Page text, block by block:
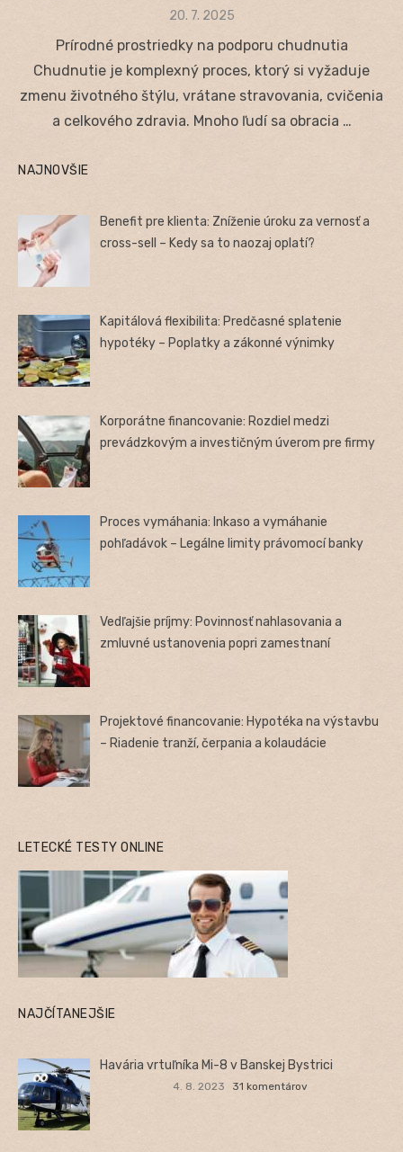
Posted
20. 7. 2025
Prírodné prostriedky na podporu chudnutia
Chudnutie je komplexný proces, ktorý si vyžaduje
zmenu životného štýlu, vrátane stravovania, cvičenia
a celkového zdravia. Mnoho ľudí sa obracia …
NAJNOVŠIE
Benefit pre klienta: Zníženie úroku za vernosť a
cross-sell – Kedy sa to naozaj oplatí?
Kapitálová flexibilita: Predčasné splatenie
hypotéky – Poplatky a zákonné výnimky
Korporátne financovanie: Rozdiel medzi
prevádzkovým a investičným úverom pre firmy
Proces vymáhania: Inkaso a vymáhanie
pohľadávok – Legálne limity právomocí banky
Vedľajšie príjmy: Povinnosť nahlasovania a
zmluvné ustanovenia popri zamestnaní
Projektové financovanie: Hypotéka na výstavbu
– Riadenie tranží, čerpania a kolaudácie
LETECKÉ TESTY ONLINE
NAJČÍTANEJŠIE
Havária vrtuľníka Mi-8 v Banskej Bystrici
4. 8. 2023 31 komentárov